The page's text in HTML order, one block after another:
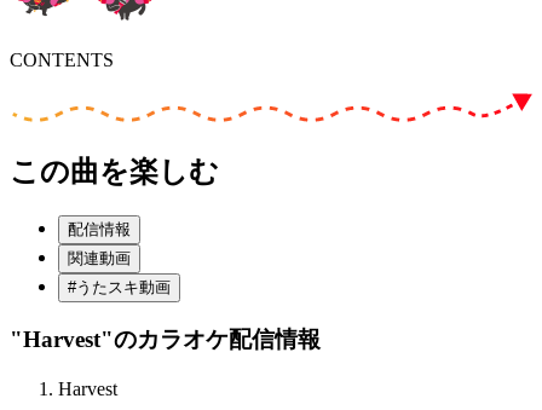
CONTENTS
この曲を楽しむ
配信情報
関連動画
#うたスキ動画
"Harvest"のカラオケ配信情報
Harvest